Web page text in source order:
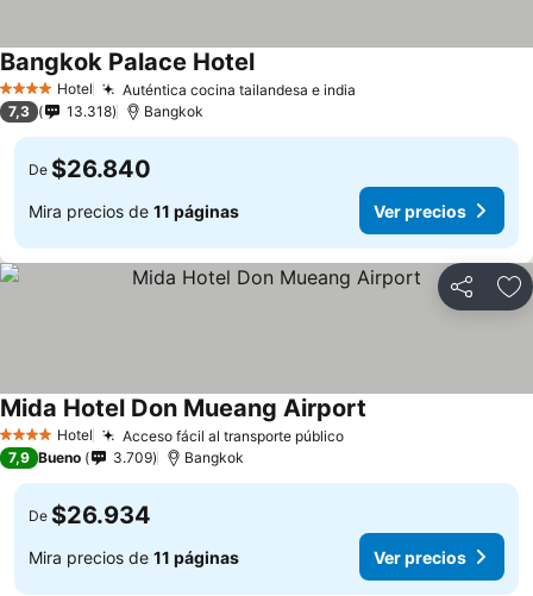
4 EstrellasHotel Auténtica cocina tailandesa e india
Bangkok Palace Hotel
7,3 13.318 Bangkok
De $26.840
Mira precios de 11 páginas Ver precios
Compartir
4 EstrellasHotel Acceso fácil al transporte público
Mida Hotel Don Mueang Airport
7,9 Bueno 3.709 Bangkok
De $26.934
Mira precios de 11 páginas Ver precios